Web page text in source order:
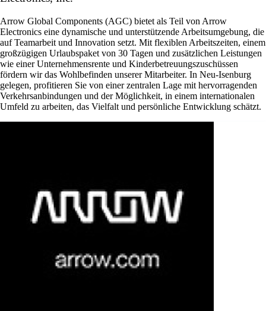
Arrow Global Components (AGC) bietet als Teil von Arrow
Electronics eine dynamische und unterstützende Arbeitsumgebung, die
auf Teamarbeit und Innovation setzt. Mit flexiblen Arbeitszeiten, einem
großzügigen Urlaubspaket von 30 Tagen und zusätzlichen Leistungen
wie einer Unternehmensrente und Kinderbetreuungszuschüssen
fördern wir das Wohlbefinden unserer Mitarbeiter. In Neu-Isenburg
gelegen, profitieren Sie von einer zentralen Lage mit hervorragenden
Verkehrsanbindungen und der Möglichkeit, in einem internationalen
Umfeld zu arbeiten, das Vielfalt und persönliche Entwicklung schätzt.